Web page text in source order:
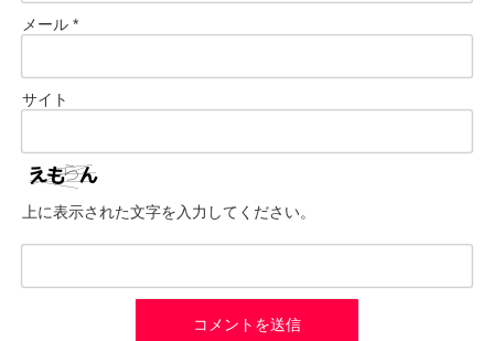
メール *
サイト
上に表示された文字を入力してください。